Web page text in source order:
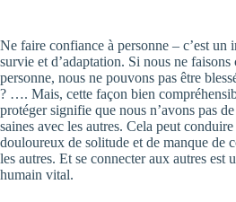
Ne faire confiance à personne – c’est un
survie et d’adaptation. Si nous ne faisons
personne, nous ne pouvons pas être
? …. Mais, cette façon bien
protéger signifie que nous n’avons pas
saines avec les autres. Cela peut
douloureux de solitude et de manque de
les autres. Et se connecter aux autres est
humain vital.